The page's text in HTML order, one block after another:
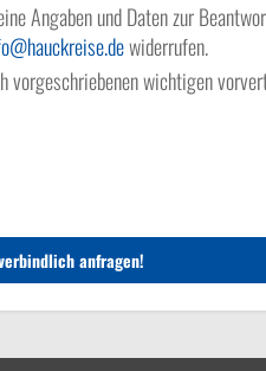
Angaben und Daten zur
hauckreise.dewiderrufen.
vorgeschriebenen wichtigen